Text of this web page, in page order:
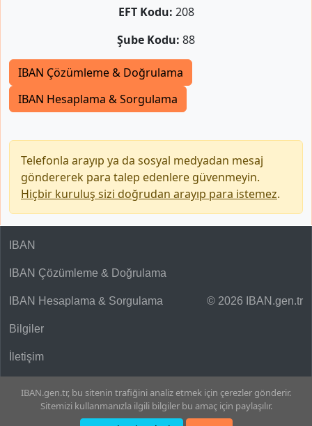
EFT Kodu: 208
Şube Kodu: 88
IBAN Çözümleme & Doğrulama
IBAN Hesaplama & Sorgulama
Telefonla arayıp ya da sosyal medyadan mesaj
göndererek para talep edenlere güvenmeyin.
Hiçbir kuruluş sizi doğrudan arayıp para istemez.
© 2026 IBAN.gen.tr
IBAN
IBAN Çözümleme & Doğrulama
IBAN Hesaplama & Sorgulama
Bilgiler
İletişim
IBAN.gen.tr, bu sitenin trafiğini analiz etmek için çerezler gönderir.
Sitemizi kullanmanızla ilgili bilgiler bu amaç için paylaşılır.